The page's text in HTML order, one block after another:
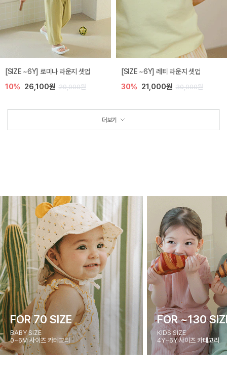
[SIZE ~6Y] 로미나 라운지 셋업
10% 26,100원 29,000원
[SIZE ~6Y] 레티 라운지 셋업
30% 21,000원 30,000원
더보기
FOR 70 SIZE
BABY SIZE
0~6M 사이즈 카테고리
FOR ~130
KIDS SIZE
4Y~6Y 사이즈 카테고리